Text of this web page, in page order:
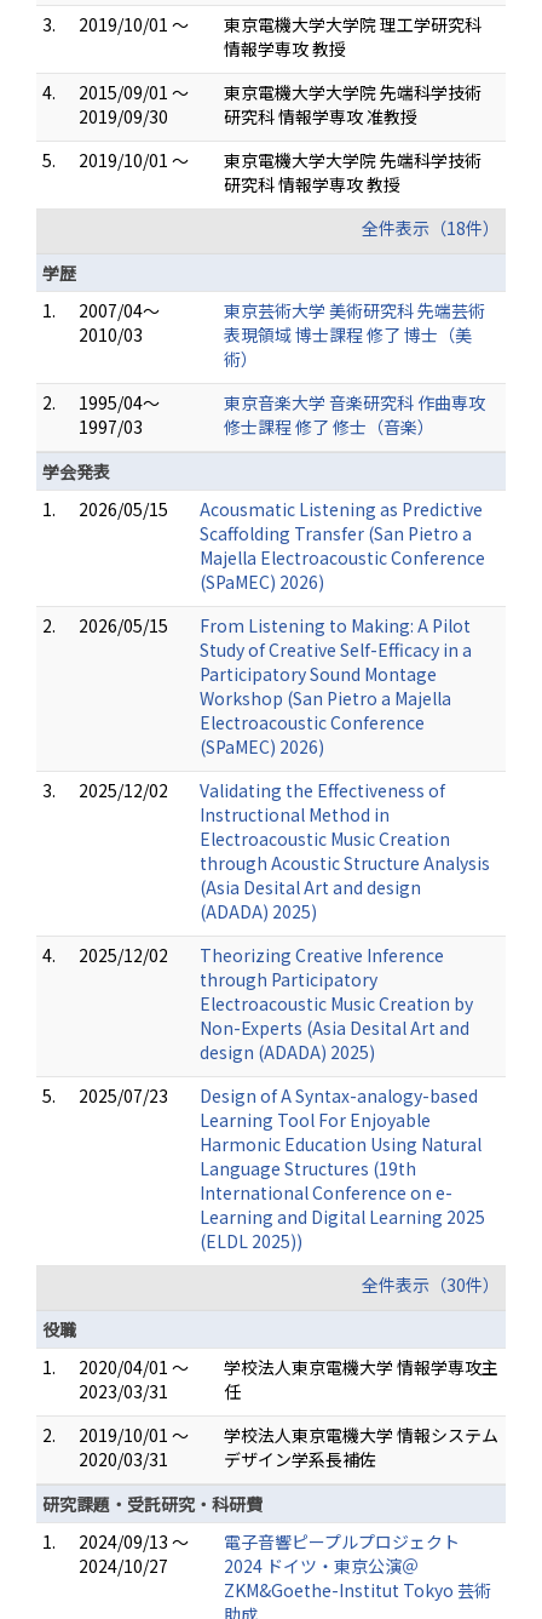
3. 2019/10/01 ～
東京電機大学大学院 理工学研究科
情報学専攻 教授
4.
2015/09/01 ～
2019/09/30
東京電機大学大学院 先端科学技術
研究科 情報学専攻 准教授
5.
2019/10/01 ～
東京電機大学大学院 先端科学技術
研究科 情報学専攻 教授
全件表示（18件）
学歴
1.
2007/04～
2010/03
東京芸術大学 美術研究科 先端芸術
表現領域 博士課程 修了 博士（美
術）
2.
1995/04～
1997/03
東京音楽大学 音楽研究科 作曲専攻
修士課程 修了 修士（音楽）
学会発表
1.
2026/05/15
Acousmatic Listening as Predictive
Scaffolding Transfer (San Pietro a
Majella Electroacoustic Conference
(SPaMEC) 2026)
2.
2026/05/15
From Listening to Making: A Pilot
Study of Creative Self-Efficacy in a
Participatory Sound Montage
Workshop (San Pietro a Majella
Electroacoustic Conference
(SPaMEC) 2026)
3.
2025/12/02
Validating the Effectiveness of
Instructional Method in
Electroacoustic Music Creation
through Acoustic Structure Analysis
(Asia Desital Art and design
(ADADA) 2025)
4.
2025/12/02
Theorizing Creative Inference
through Participatory
Electroacoustic Music Creation by
Non-Experts (Asia Desital Art and
design (ADADA) 2025)
5.
2025/07/23
Design of A Syntax-analogy-based
Learning Tool For Enjoyable
Harmonic Education Using Natural
Language Structures (19th
International Conference on e-
Learning and Digital Learning 2025
(ELDL 2025))
全件表示（30件）
役職
1.
2020/04/01 ～
2023/03/31
学校法人東京電機大学 情報学専攻主
任
2.
2019/10/01 ～
2020/03/31
学校法人東京電機大学 情報システム
デザイン学系長補佐
研究課題・受託研究・科研費
1.
2024/09/13 ～
2024/10/27
電子音響ピープルプロジェクト
2024 ドイツ・東京公演＠
ZKM&Goethe-Institut Tokyo 芸術
助成